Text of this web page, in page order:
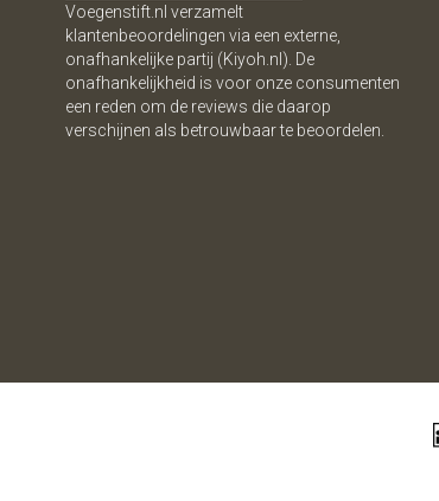
Voegenstift.nl verzamelt
klantenbeoordelingen via een externe,
onafhankelijke partij (Kiyoh.nl). De
onafhankelijkheid is voor onze consumenten
een reden om de reviews die daarop
verschijnen als betrouwbaar te beoordelen.